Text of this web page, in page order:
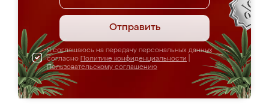
Отправить
Я соглашаюсь на передачу персональных данных
согласно Политике конфиденциальности
Пользовательскому соглашению